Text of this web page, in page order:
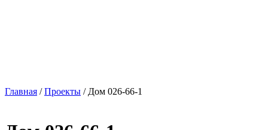
Главная /Проекты / Дом 026-66-1